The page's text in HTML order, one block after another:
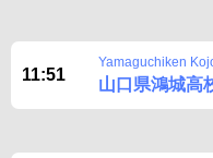
11:51
Yamaguchiken
山口県鴻城高